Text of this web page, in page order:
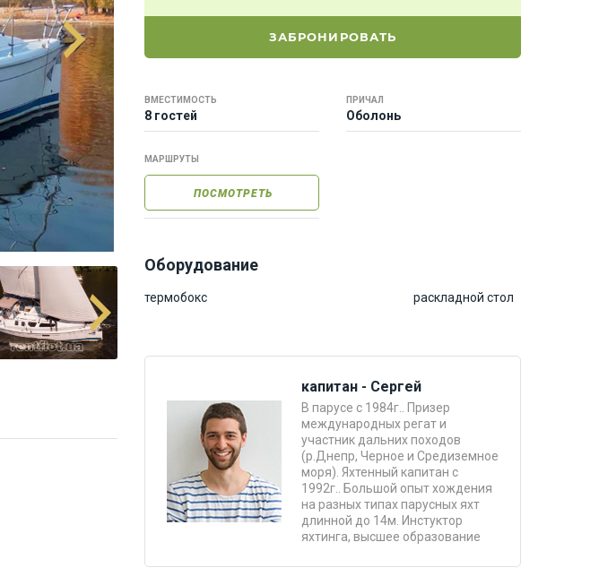
ЗАБРОНИРОВАТЬ
ВМЕСТИМОСТЬ
8 гостей
ПРИЧАЛ
Оболонь
МАРШРУТЫ
ПОСМОТРЕТЬ
Оборудование
термобокс раскладной стол
капитан - Сергей
В парусе с 1984г.. Призер
международных регат и
участник дальних походов
(р.Днепр, Черное и Средиземное
моря). Яхтенный капитан с
1992г.. Большой опыт хождения
на разных типах парусных яхт
длинной до 14м. Инстуктор
яхтинга, высшее образование